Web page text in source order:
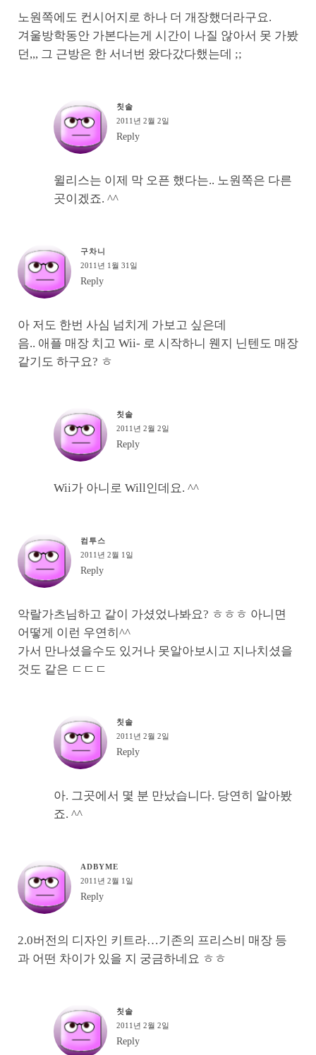
노원쪽에도 컨시어지로 하나 더 개장했더라구요.
겨울방학동안 가본다는게 시간이 나질 않아서 못 가봤
던,,, 그 근방은 한 서너번 왔다갔다했는데 ;;
칫솔
2011년 2월 2일
Reply
윌리스는 이제 막 오픈 했다는.. 노원쪽은 다른
곳이겠죠. ^^
구차니
2011년 1월 31일
Reply
아 저도 한번 사심 넘치게 가보고 싶은데
음.. 애플 매장 치고 Wii- 로 시작하니 웬지 닌텐도 매장
같기도 하구요? ㅎ
칫솔
2011년 2월 2일
Reply
Wii가 아니로 Will인데요. ^^
컴투스
2011년 2월 1일
Reply
악랄가츠님하고 같이 가셨었나봐요? ㅎㅎㅎ 아니면
어떻게 이런 우연히^^
가서 만나셨을수도 있거나 못알아보시고 지나치셨을
것도 같은 ㄷㄷㄷ
칫솔
2011년 2월 2일
Reply
아. 그곳에서 몇 분 만났습니다. 당연히 알아봤
죠. ^^
ADBYME
2011년 2월 1일
Reply
2.0버전의 디자인 키트라…기존의 프리스비 매장 등
과 어떤 차이가 있을 지 궁금하네요 ㅎㅎ
칫솔
2011년 2월 2일
Reply